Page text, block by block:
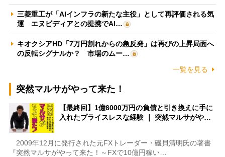
三菱重工が「AIインフラの新たな主役」として再評価される気
運 エヌビディアとの提携でAI…
キオクシアHD「7万円割れからの急反発」は再びの上昇局面へ
の反転シグナルか？ 市場のムー…
一覧を見る
突然マルサがやって来た！
【最終回】1億6000万円の負債と引き換えに手に
入れたプライスレスな経験 ｜ 突然マルサがや…
2009年12月に発行された元FXトレーダー・磯貝清明氏の著書
『突然マルサがやって来た！～FXで10億円稼い…